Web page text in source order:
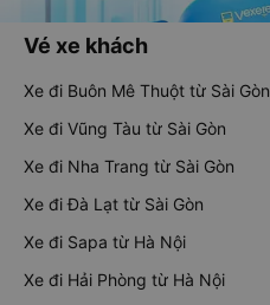
Vé xe khách
Xe đi Buôn Mê Thuột từ Sài Gòn
Xe đi Vũng Tàu từ Sài Gòn
Xe đi Nha Trang từ Sài Gòn
Xe đi Đà Lạt từ Sài Gòn
Xe đi Sapa từ Hà Nội
Xe đi Hải Phòng từ Hà Nội